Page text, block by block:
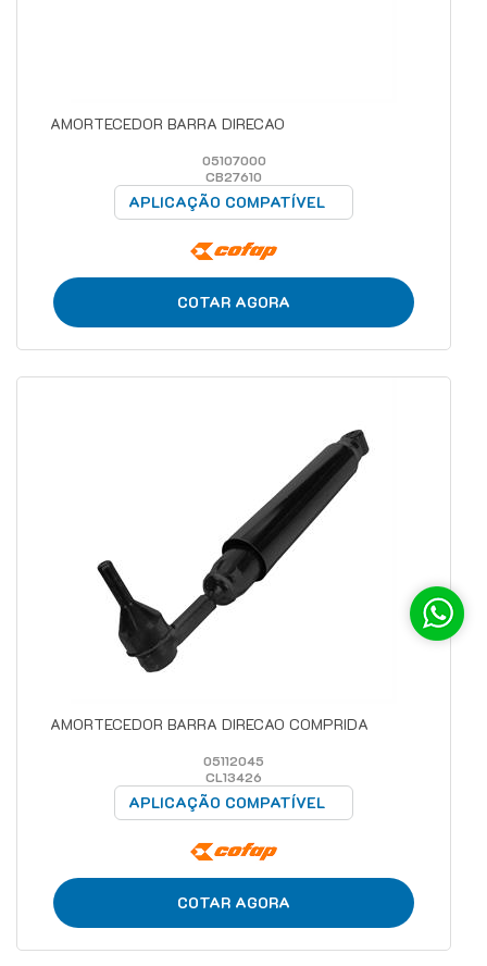
AMORTECEDOR BARRA DIRECAO
05107000
CB27610
APLICAÇÃO COMPATÍVEL
COTAR AGORA
AMORTECEDOR BARRA DIRECAO COMPRIDA
05112045
CL13426
APLICAÇÃO COMPATÍVEL
COTAR AGORA